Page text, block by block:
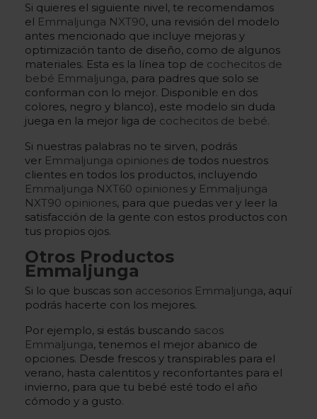
Si quieres el siguiente nivel, te recomendamos
el Emmaljunga NXT90, una revisión del modelo
antes mencionado que incluye mejoras y
optimización tanto de diseño, como de algunos
materiales. Esta es la línea top de cochecitos de
bebé Emmaljunga, para padres que solo se
conforman con lo mejor. Disponible en dos
colores, negro y blanco), este modelo sin duda
juega en la mejor liga de cochecitos de bebé.
Si nuestras palabras no te sirven, podrás
ver Emmaljunga opiniones de todos nuestros
clientes en todos los productos, incluyendo
Emmaljunga NXT60 opiniones y Emmaljunga
NXT90 opiniones, para que puedas ver y leer la
satisfacción de la gente con estos productos con
tus propios ojos.
Otros Productos
Emmaljunga
Si lo que buscas son accesorios Emmaljunga, aquí
podrás hacerte con los mejores.
Por ejemplo, si estás buscando sacos
Emmaljunga, tenemos el mejor abanico de
opciones. Desde frescos y transpirables para el
verano, hasta calentitos y reconfortantes para el
invierno, para que tu bebé esté todo el año
cómodo y a gusto.